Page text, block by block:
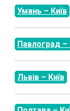
Умань – Київ
Павлоград –
Львів – Київ